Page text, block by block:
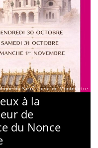
du Sacré-Coeur de Montmartre
à la
de
du Nonce